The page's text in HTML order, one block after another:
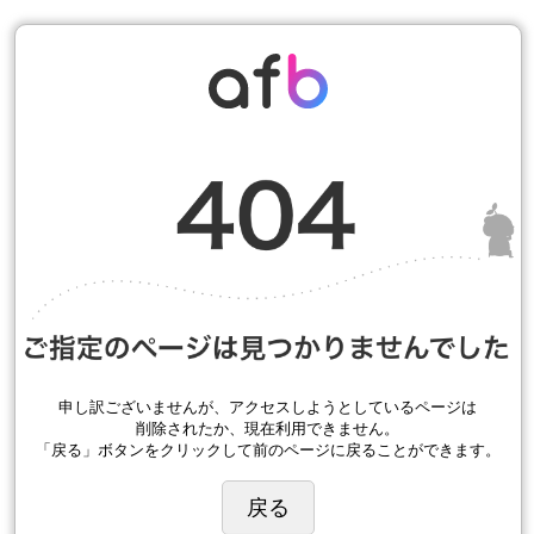
申し訳ございませんが、アクセスしようとしているページは
削除されたか、現在利用できません。
「戻る」ボタンをクリックして前のページに戻ることができます。
戻る